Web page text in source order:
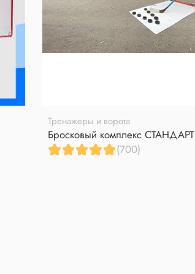
Тренажеры и ворота
Бросковый комплекс СТАНДАРТ
(700)